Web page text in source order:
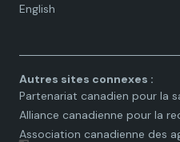
English
Language
Autres sites connexes :
Partenariat canadien pour la
Alliance canadienne pour la
Association canadienne des